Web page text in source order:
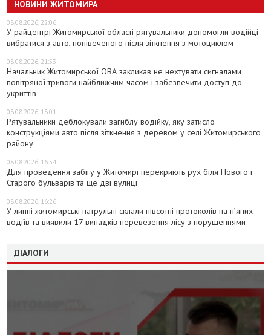
НОВИНИ ЖИТОМИРА
08.08.2026, 22:06
У райцентрі Житомирської області рятувальники допомогли водійці
вибратися з авто, понівеченого після зіткнення з мотоциклом
08.08.2026, 21:53
Начальник Житомирської ОВА закликав не нехтувати сигналами
повітряної тривоги найближчим часом і забезпечити доступ до
укриттів
08.08.2026, 18:01
Рятувальники деблокували загиблу водійку, яку затисло
конструкціями авто після зіткнення з деревом у селі Житомирського
району
08.08.2026, 16:54
Для проведення забігу у Житомирі перекриють рух біля Нового і
Старого бульварів та ще дві вулиці
08.08.2026, 16:26
У липні житомирські патрульні склали півсотні протоколів на пʼяних
водіїв та виявили 17 випадків перевезення лісу з порушеннями
ДІАЛОГИ